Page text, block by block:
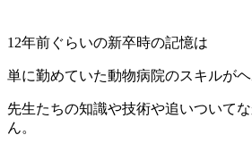
12年前ぐらいの新卒時の記憶は
単に勤めていた動物病院のスキルが
先生たちの知識や技術や追いついて
ん。